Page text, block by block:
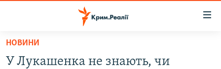
Перейти
основного
НОВИНИ
У Лукашенка не знають, чи